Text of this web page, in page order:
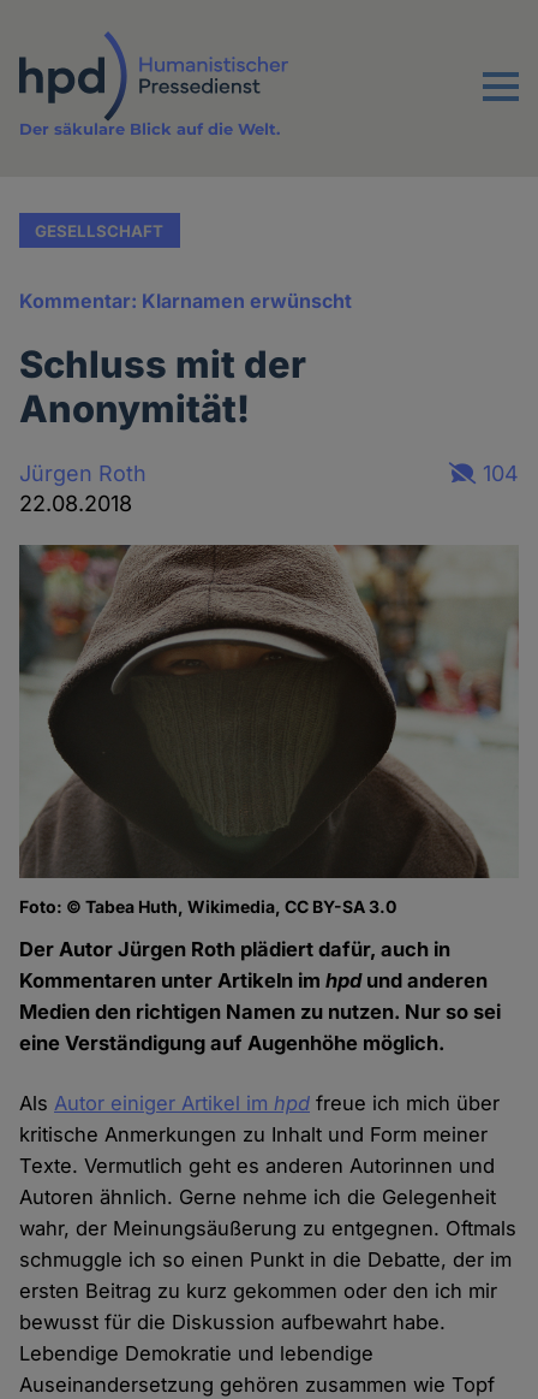
Inhalt
Menu
Der säkulare Blick auf die Welt.
GESELLSCHAFT
Kommentar: Klarnamen erwünscht
Schluss mit der
Anonymität!
Jürgen Roth
22.08.2018
104
Foto: © Tabea Huth, Wikimedia, CC BY-SA 3.0
Der Autor Jürgen Roth plädiert dafür, auch in
Kommentaren unter Artikeln imhpdund anderen
Medien den richtigen Namen zu nutzen. Nur so sei
eine Verständigung auf Augenhöhe möglich.
AlsAutor einiger Artikel imhpd freue ich mich über
kritische Anmerkungen zu Inhalt und Form meiner
Texte. Vermutlich geht es anderen Autorinnen und
Autoren ähnlich. Gerne nehme ich die Gelegenheit
wahr, der Meinungsäußerung zu entgegnen. Oftmals
schmuggle ich so einen Punkt in die Debatte, der im
ersten Beitrag zu kurz gekommen oder den ich mir
bewusst für die Diskussion aufbewahrt habe.
Lebendige Demokratie und lebendige
Auseinandersetzung gehören zusammen wie Topf